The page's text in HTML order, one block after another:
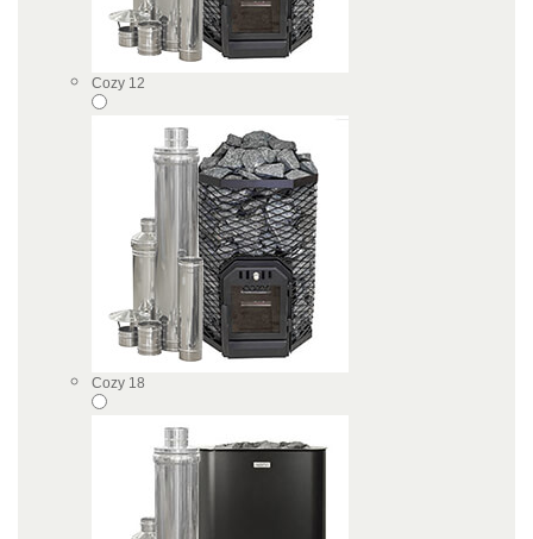
Cozy 12
Cozy 18